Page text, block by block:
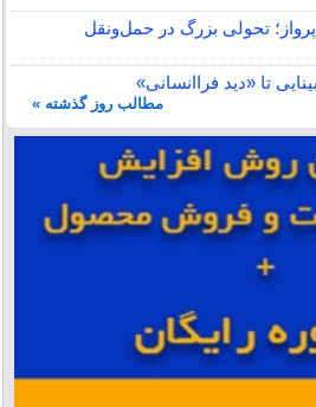
پرواز؛ تحولی بزرگ در حمل‌ونقل
تا «دید فراانسانی»
مطالب روز گذشته »